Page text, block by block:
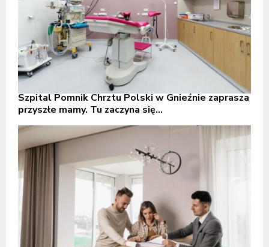
Szpital Pomnik Chrztu Polski w Gnieźnie zaprasza
przyszłe mamy. Tu zaczyna się...